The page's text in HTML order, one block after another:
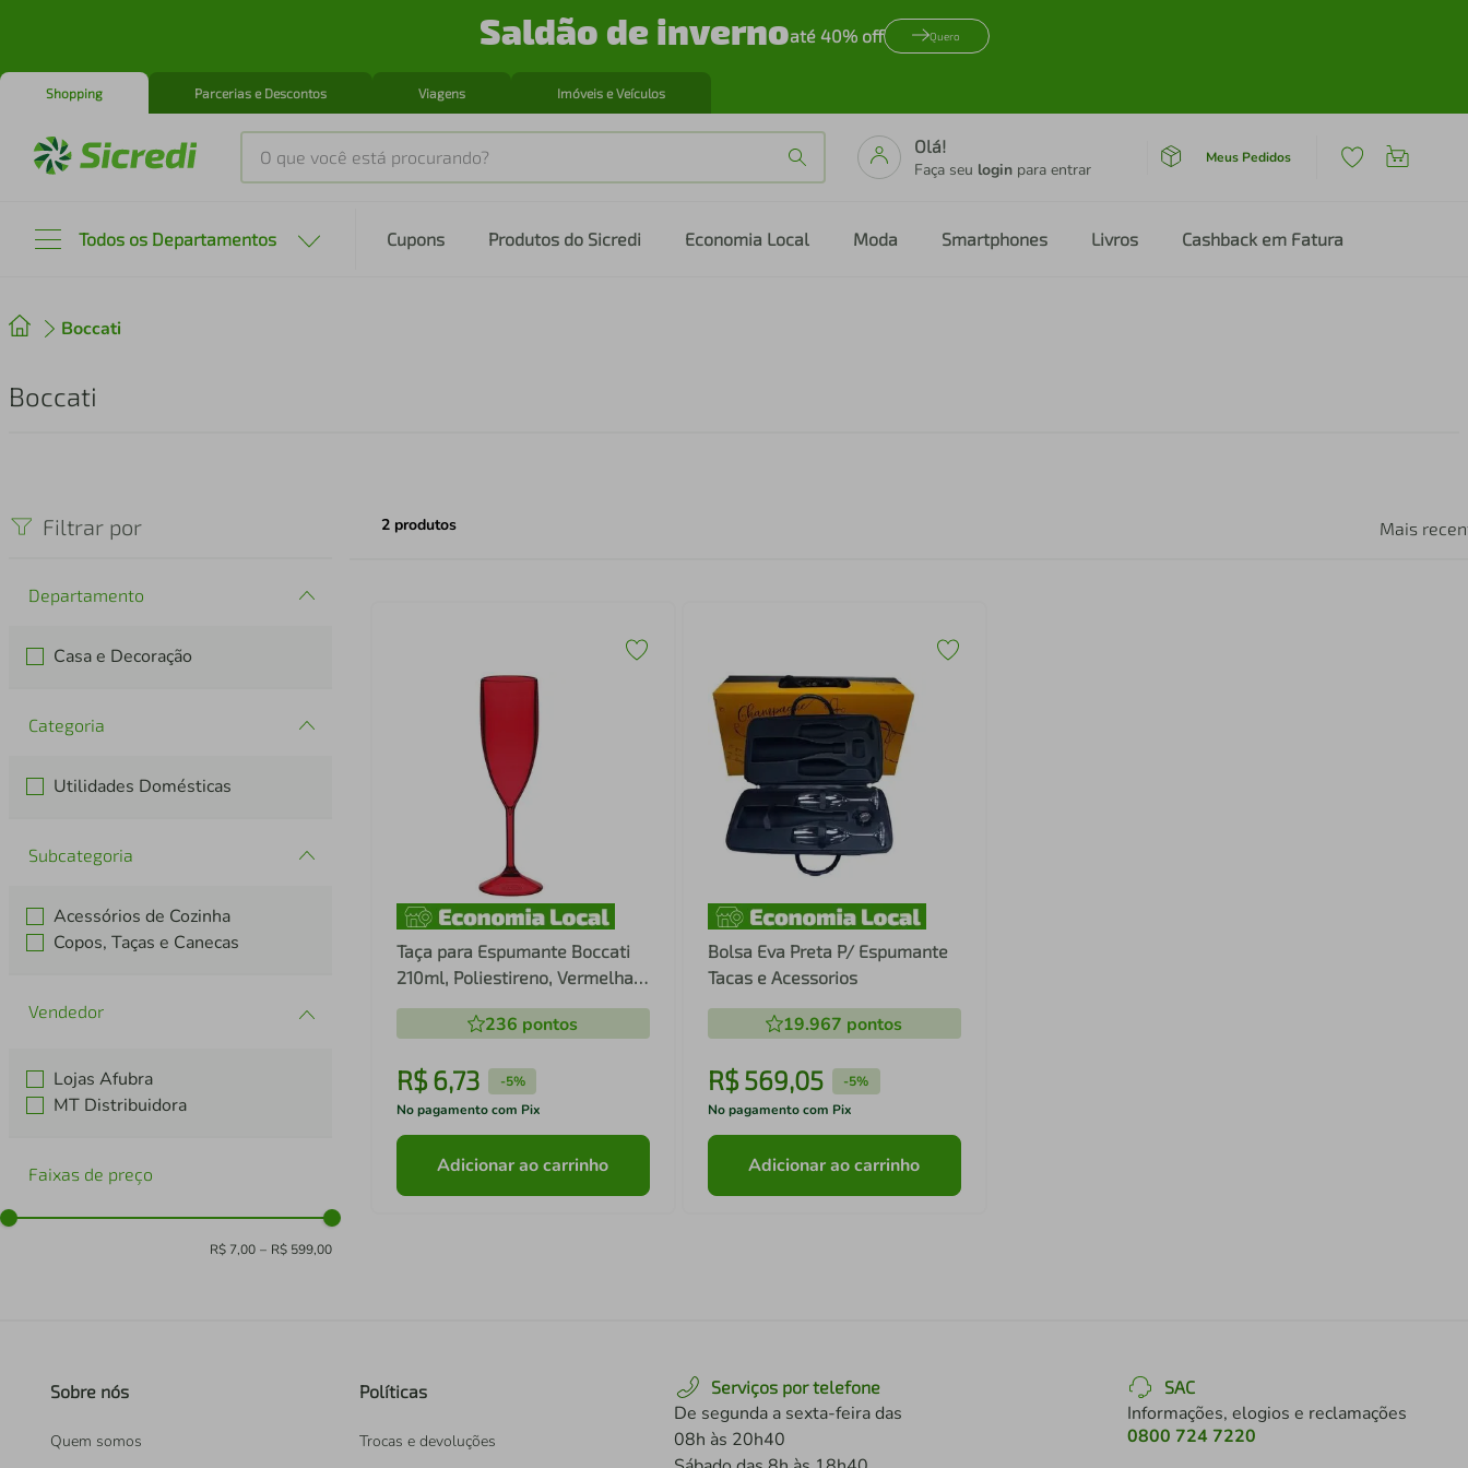
Saldão de invernoaté 40% off Quero
Shopping Parcerias e Descontos Viagens Imóveis e Veículos
O que você está procurando?
Olá!
Faça seu login para entrar
Meus Pedidos
Todos os Departamentos Cupons Produtos do Sicredi Economia Local Moda Smartphones Livros Cashback em Fatura
Boccati
Boccati
Filtrar por
Departamento
Casa e Decoração
Categoria
Utilidades Domésticas
Subcategoria
Acessórios de Cozinha
Copos, Taças e Canecas
Lojas Afubra
MT Distribuidora
Faixas de preço
R$ 7,00 – R$ 599,00
2 produtos Mais
Taça para Espumante Boccati
210ml, Poliestireno, Vermelha
Translúcida - 24699.02
236 pontos
R$ 6,73 -5%
No pagamento com Pix
Adicionar ao carrinho
Bolsa Eva Preta P/ Espumante
Tacas e Acessorios
19.967 pontos
R$ 569,05 -5%
No pagamento com Pix
Adicionar ao carrinho
Sobre nós
Quem somos
Políticas
Trocas e devoluções
Serviços por telefone
De segunda a sexta-feira das
08h às 20h40
SAC
Informações, elogios e reclamações
0800 724 7220